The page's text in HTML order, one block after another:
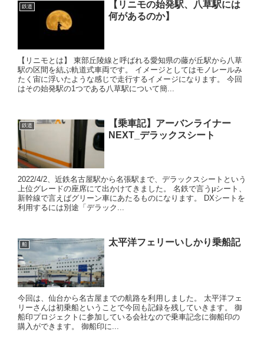
鉄道
【リニモの始発駅、八草駅には
何があるのか】
【リニモとは】 東部丘陵線と呼ばれる愛知県の藤が丘駅から八草
駅の区間を結ぶ軌道式車両です。 イメージとしてはモノレールみ
たく宙に浮いたような感じで走行するイメージになります。 今回
はその始発駅の1つである八草駅について簡...
鉄道
【乗車記】アーバンライナー
NEXT_デラックスシート
2022/4/2、近鉄名古屋駅から名張駅まで、デラックスシートという
上位グレードの座席にて出かけてきました。 名鉄で言うμシート、
新幹線で言えばグリーン車にあたるものになります。 DXシートを
利用するには別途「デラック...
船 太平洋フェリーいしかり乗船記
今回は、仙台から名古屋までの航路を利用しました。 太平洋フェ
リーさんは初乗船ということで今回も記録を残していきます。 御
船印プロジェクトに参加している会社なので乗車記念に御船印の
購入ができます。 御船印に...